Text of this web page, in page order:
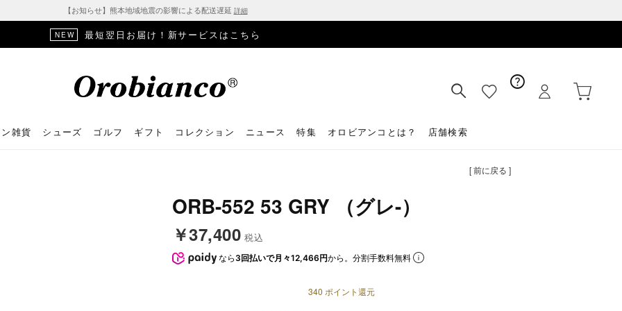
【お知らせ】熊本地域地震の影響による配送遅延 詳細
NEW 最短翌日お届け！新サービスはこちら
雑貨 シューズ ゴルフ ギフト コレクション ニュース 特集 オロビアンコとは？ 店舗検索
[ 前に戻る ]
ORB-552 53 GRY （グレ-）
￥37,400 税込
なら 3回払いで月々12,466円から。分割手数料無料
340 ポイント還元